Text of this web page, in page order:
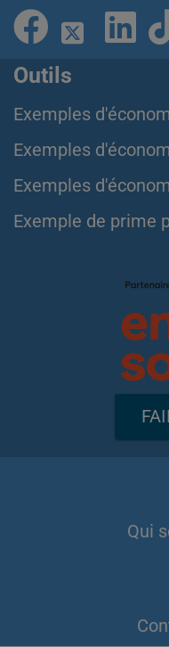
Outils
Exemples
Exemples
Exemples
Exemple de prime
Qui